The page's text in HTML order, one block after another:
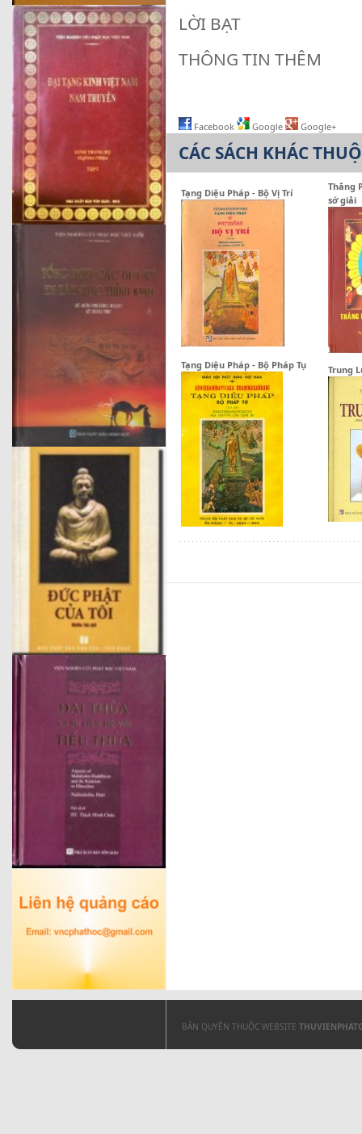
LỜI BẠT
THÔNG TIN THÊM
Facebook Google Google+
CÁC SÁCH KHÁC
Tạng Diệu Pháp - Bộ Vị Trí
Thắng
sớ giải
Tạng Diệu Pháp - Bộ Pháp Tụ Trung
BẢN QUYỀN THUỘC WEBSITE